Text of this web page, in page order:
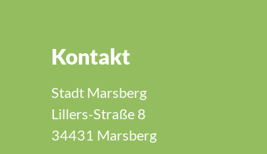
Kontakt
Stadt Marsberg
Lillers-Straße 8
34431 Marsberg